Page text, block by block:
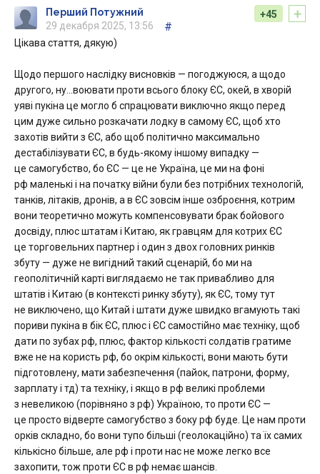
+
+45
Перший Потужний
29 декабря 2025, 13:56
#
Цікава стаття, дякую)
Щодо першого наслідку висновків — погоджуюся, а щодо
другого, ну…воювати проти всього блоку ЄС, окей, в хворій
уяві пукіна це могло б спрацювати виключно якщо перед
цим дуже сильно розкачати лодку в самому ЄС, щоб хто
захотів вийти з ЄС, або щоб політично максимально
дестабілізувати ЄС, в будь-якому іншому випадку —
це самогубство, бо ЄС — це не Україна, це ми на фоні
рф маленькі і на початку війни були без потрібних технологій,
танків, літаків, дронів, а в ЄС зовсім інше озброєння, котрим
вони теоретично можуть компенсовувати брак бойового
досвіду, плюс штатам і Китаю, як гравцям для котрих ЄС
це торговельних партнер і один з двох головних ринків
збуту — дуже не вигідний такий сценарій, бо ми на
геополітичній карті виглядаємо не так привабливо для
штатів і Китаю (в контексті ринку збуту), як ЄС, тому тут
не виключено, що Китай і штати дуже швидко вгамують такі
пориви пукіна в бік ЄС, плюс і ЄС самостійно має техніку, щоб
дати по зубах рф, плюс, фактор кількості солдатів гратиме
вже не на користь рф, бо окрім кількості, вони мають бути
підготовлену, мати забезпечення (пайок, патрони, форму,
зарплату і тд) та техніку, і якщо в рф великі проблеми
з невеликою (порівняно з рф) Україною, то проти ЄС —
це просто відверте самогубство з боку рф буде. Це нам проти
орків складно, бо вони тупо більші (геолокаційно) та їх самих
кількісно більше, але рф і проти нас не може легко все
захопити, тож проти ЄС в рф немає шансів.